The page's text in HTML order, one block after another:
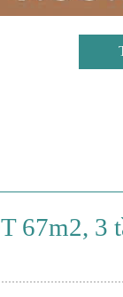
67m2, 3